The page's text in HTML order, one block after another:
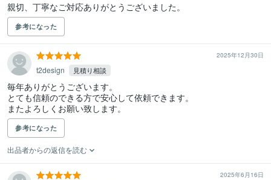
親切、丁寧なご対応ありがとうございました。
参考になった
2025年12月30日
t2design 見積り相談
毎年ありがとうございます。
とても信頼のできる方で安心して依頼できます。
またよろしくお願い致します。
参考になった
出品者からの返信を読む
2025年6月16日